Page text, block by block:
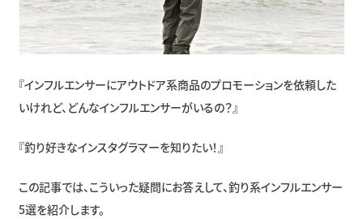
『インフルエンサーにアウトドア系商品のプロモーションを依頼した
いけれど、どんなインフルエンサーがいるの？』
『釣り好きなインスタグラマーを知りたい！』
この記事では、こういった疑問にお答えして、釣り系インフルエンサー
5選を紹介します。